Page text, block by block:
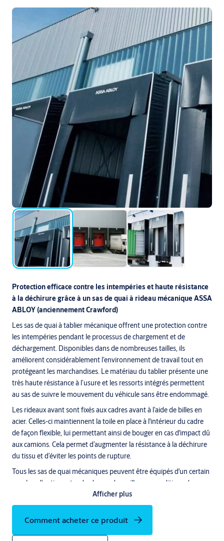
Protection efficace contre les intempéries et haute résistance
à la déchirure grâce à un sas de quai à rideau mécanique ASSA
ABLOY (anciennement Crawford)
Les sas de quai à tablier mécanique offrent une protection contre
les intempéries pendant le processus de chargement et de
déchargement. Disponibles dans de nombreuses tailles, ils
améliorent considérablement l’environnement de travail tout en
protégeant les marchandises. Le matériau du tablier présente une
très haute résistance à l’usure et les ressorts intégrés permettent
au sas de suivre le mouvement du véhicule sans être endommagé.
Les rideaux avant sont fixés aux cadres avant à l’aide de billes en
acier. Celles-ci maintiennent la toile en place à l'intérieur du cadre
de façon flexible, lui permettant ainsi de bouger en cas d'impact dû
aux camions. Cela permet d’augmenter la résistance à la déchirure
du tissu et d’éviter les points de rupture.
Tous les sas de quai mécaniques peuvent être équipés d'un certain
nombre d'options standard pour de meilleures conditions de
travail et moins de courants d'air dans le bâtiment.
Crawford)
Le sas de quai à tablier parallèle ASSA ABLOY DS6060P est
Afficher plus
Comment acheter ce produit